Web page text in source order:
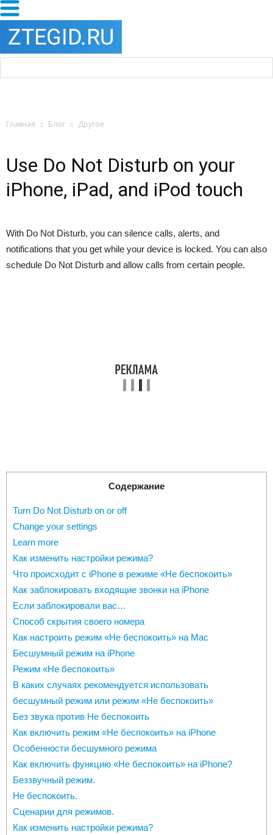
Главная Блог Другое
Use Do Not Disturb on your
iPhone, iPad, and iPod touch
With Do Not Disturb, you can silence calls, alerts, and
notifications that you get while your device is locked. You can also
schedule Do Not Disturb and allow calls from certain people.
Содержание
Turn Do Not Disturb on or off
Change your settings
Learn more
Как изменить настройки режима?
Что происходит с iPhone в режиме «Не беспокоить»
Как заблокировать входящие звонки на iPhone
Если заблокировали вас…
Способ скрытия своего номера
Как настроить режим «Не беспокоить» на Mac
Бесшумный режим на iPhone
Режим «Не беспокоить»
В каких случаях рекомендуется использовать
бесшумный режим или режим «Не беспокоить»
Без звука против Не беспокоить
Как включить режим «Не беспокоить» на iPhone
Особенности бесшумного режима
Как включить функцию «Не беспокоить» на iPhone?
Беззвучный режим.
Не беспокоить.
Сценарии для режимов.
Как изменить настройки режима?